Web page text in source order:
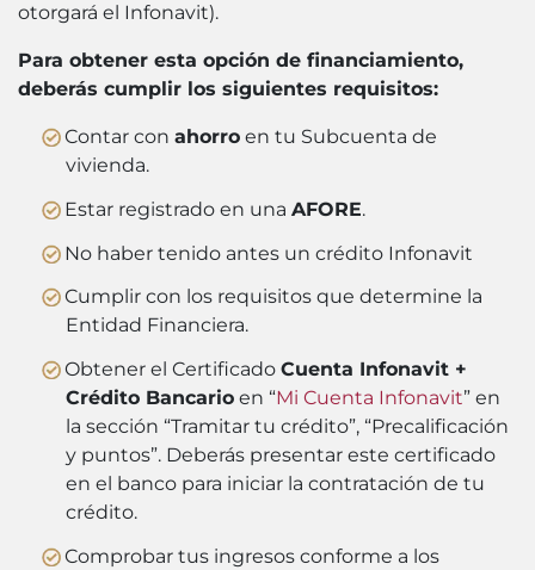
otorgará el Infonavit).
Para obtener esta opción de financiamiento,
deberás cumplir los siguientes requisitos:
Contar con ahorro en tu Subcuenta de
vivienda.
Estar registrado en una AFORE.
No haber tenido antes un crédito Infonavit
Cumplir con los requisitos que determine la
Entidad Financiera.
Obtener el Certificado Cuenta Infonavit +
Crédito Bancario en “Mi Cuenta Infonavit” en
la sección “Tramitar tu crédito”, “Precalificación
y puntos”. Deberás presentar este certificado
en el banco para iniciar la contratación de tu
crédito.
Comprobar tus ingresos conforme a los